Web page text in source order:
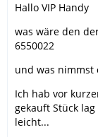
Hallo VIP Handy
was wäre den
6550022
und was nimmst
Ich hab vor
gekauft Stück
leicht...